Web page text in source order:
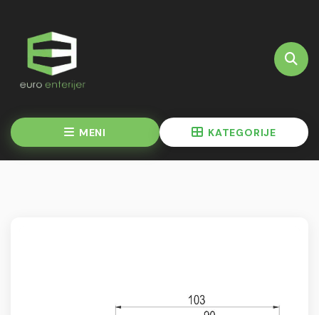
MENI KATEGORIJE